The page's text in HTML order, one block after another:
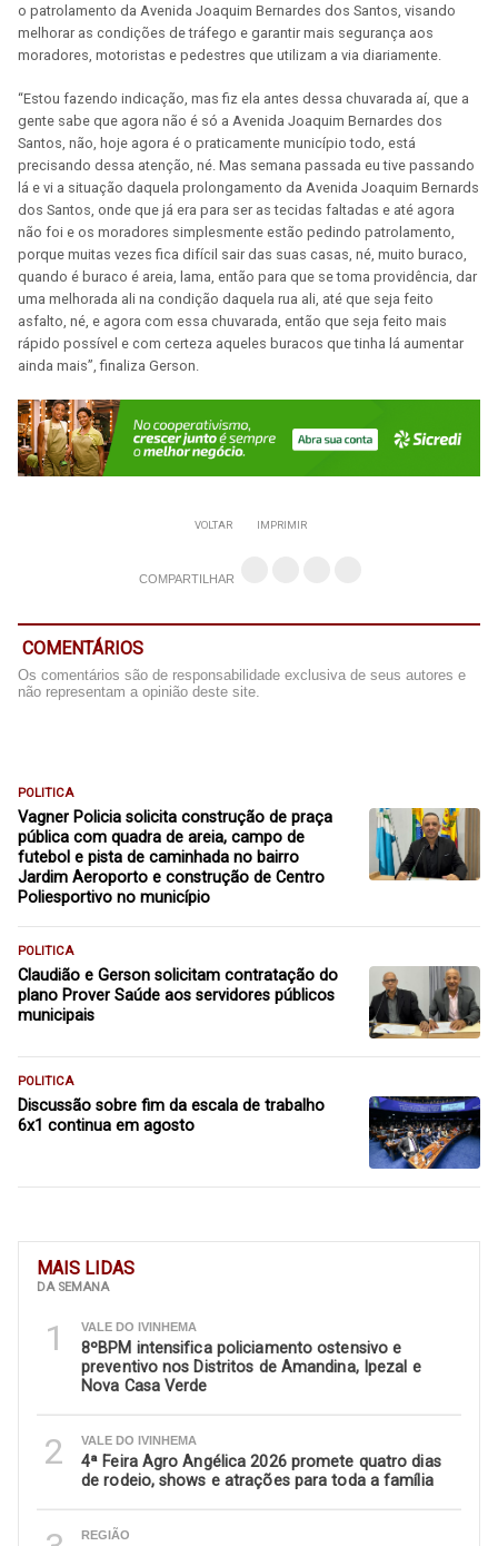
MAIS LIDAS
DA SEMANA
1 VALE DO IVINHEMA
8ºBPM intensifica policiamento ostensivo e
preventivo nos Distritos de Amandina, Ipezal e
Nova Casa Verde
2 VALE DO IVINHEMA
4ª Feira Agro Angélica 2026 promete quatro dias
de rodeio, shows e atrações para toda a família
REGIÃO
o patrolamento da Avenida Joaquim Bernardes dos Santos, visando
melhorar as condições de tráfego e garantir mais segurança aos
moradores, motoristas e pedestres que utilizam a via diariamente.
“Estou fazendo indicação, mas fiz ela antes dessa chuvarada aí, que a
gente sabe que agora não é só a Avenida Joaquim Bernardes dos
Santos, não, hoje agora é o praticamente município todo, está
precisando dessa atenção, né. Mas semana passada eu tive passando
lá e vi a situação daquela prolongamento da Avenida Joaquim Bernards
dos Santos, onde que já era para ser as tecidas faltadas e até agora
não foi e os moradores simplesmente estão pedindo patrolamento,
porque muitas vezes fica difícil sair das suas casas, né, muito buraco,
quando é buraco é areia, lama, então para que se toma providência, dar
uma melhorada ali na condição daquela rua ali, até que seja feito
asfalto, né, e agora com essa chuvarada, então que seja feito mais
rápido possível e com certeza aqueles buracos que tinha lá aumentar
ainda mais”, finaliza Gerson.
VOLTAR IMPRIMIR
COMPARTILHAR
COMENTÁRIOS
Os comentários são de responsabilidade exclusiva de seus autores e
não representam a opinião deste site.
POLITICA
Vagner Policia solicita construção de praça
pública com quadra de areia, campo de
futebol e pista de caminhada no bairro
Jardim Aeroporto e construção de Centro
Poliesportivo no município
POLITICA
Claudião e Gerson solicitam contratação do
plano Prover Saúde aos servidores públicos
municipais
POLITICA
Discussão sobre fim da escala de trabalho
6x1 continua em agosto